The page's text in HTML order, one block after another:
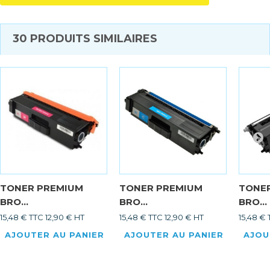
30 PRODUITS SIMILAIRES
TONER PREMIUM
BRO...
15,48 € TTC 12,90 € HT
AJOUTER AU PANIER
TONER PREMIUM
BRO...
15,48 € TTC 12,90 € HT
AJOUTER AU PANIER
BRO...
15,48 €